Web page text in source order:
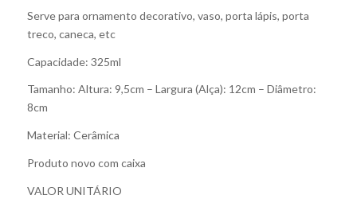
Serve para ornamento decorativo, vaso, porta lápis, porta
treco, caneca, etc
Capacidade: 325ml
Tamanho: Altura: 9,5cm – Largura (Alça): 12cm – Diâmetro:
8cm
Material: Cerâmica
Produto novo com caixa
VALOR UNITÁRIO